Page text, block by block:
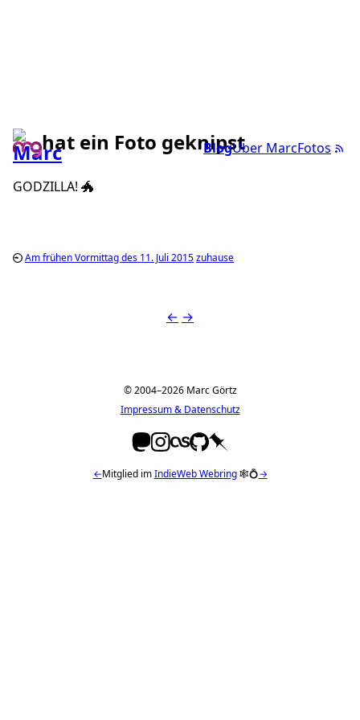
BlogÜber MarcFotos
hat ein Foto geknipst
GODZILLA! 🐲
Am frühen Vormittag des 11. Juli 2015zuhause
← →
© 2004–2026 Marc Görtz
Impressum & Datenschutz
←Mitglied imIndieWeb Webring🕸💍→